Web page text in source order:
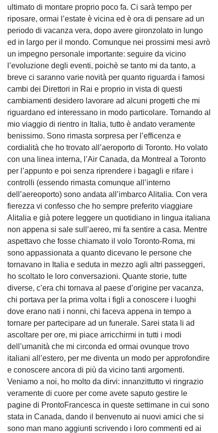
ultimato di montare proprio poco fa. Ci sarà tempo per
riposare, ormai l’estate è vicina ed è ora di pensare ad un
periodo di vacanza vera, dopo avere gironzolato in lungo
ed in largo per il mondo. Comunque nei prossimi mesi avrò
un impegno personale importante: seguire da vicino
l’evoluzione degli eventi, poichè se tanto mi da tanto, a
breve ci saranno varie novità per quanto riguarda i famosi
cambi dei Direttori in Rai e proprio in vista di questi
cambiamenti desidero lavorare ad alcuni progetti che mi
riguardano ed interessano in modo particolare. Tornando al
mio viaggio di rientro in Italia, tutto è andato veramente
benissimo. Sono rimasta sorpresa per l’efficenza e
cordialità che ho trovato all’aeroporto di Toronto. Ho volato
con una linea interna, l’Air Canada, da Montreal a Toronto
per l’appunto e poi senza riprendere i bagagli e rifare i
controlli (essendo rimasta comunque all’interno
dell’aereoporto) sono andata all’imbarco Alitalia. Con vera
fierezza vi confesso che ho sempre preferito viaggiare
Alitalia e già potere leggere un quotidiano in lingua italiana
non appena si sale sull’aereo, mi fa sentire a casa. Mentre
aspettavo che fosse chiamato il volo Toronto-Roma, mi
sono appassionata a quanto dicevano le persone che
tornavano in Italia e seduta in mezzo agli altri passeggeri,
ho scoltato le loro conversazioni. Quante storie, tutte
diverse, c’era chi tornava al paese d’origine per vacanza,
chi portava per la prima volta i figli a conoscere i luoghi
dove erano nati i nonni, chi faceva appena in tempo a
tornare per partecipare ad un funerale. Sarei stata li ad
ascoltare per ore, mi piace arricchirmi in tutti i modi
dell’umanità che mi circonda ed ormai ovunque trovo
italiani all’estero, per me diventa un modo per approfondire
e conoscere ancora di più da vicino tanti argomenti.
Veniamo a noi, ho molto da dirvi: innanzittutto vi ringrazio
veramente di cuore per come avete saputo gestire le
pagine di ProntoFrancesca in queste settimane in cui sono
stata in Canada, dando il benvenuto ai nuovi amici che si
sono man mano aggiunti scrivendo i loro commenti ed ai